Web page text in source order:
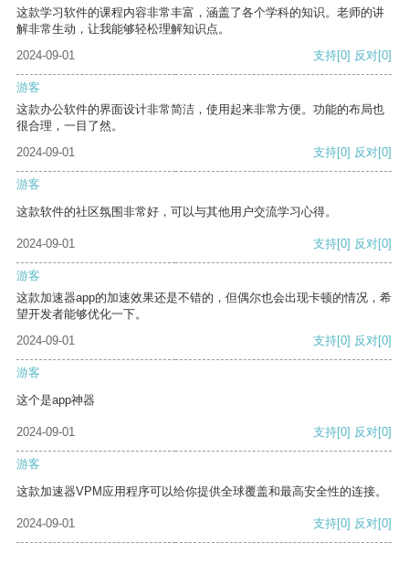
这款学习软件的课程内容非常丰富，涵盖了各个学科的知识。老师的讲
解非常生动，让我能够轻松理解知识点。
2024-09-01
支持[0] 反对[0]
游客
这款办公软件的界面设计非常简洁，使用起来非常方便。功能的布局也
很合理，一目了然。
2024-09-01
支持[0] 反对[0]
游客
这款软件的社区氛围非常好，可以与其他用户交流学习心得。
2024-09-01 支持[0] 反对[0]
游客
这款加速器app的加速效果还是不错的，但偶尔也会出现卡顿的情况，希
望开发者能够优化一下。
2024-09-01
支持[0] 反对[0]
游客
这个是app神器
2024-09-01 支持[0] 反对[0]
游客
这款加速器VPM应用程序可以给你提供全球覆盖和最高安全性的连接。
2024-09-01 支持[0] 反对[0]